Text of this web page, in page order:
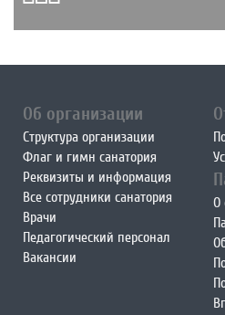
Об организации
Структура организации
Флаг и гимн санатория
Реквизиты и информация
Все сотрудники санатория
Врачи
Педагогический персонал
Вакансии
О